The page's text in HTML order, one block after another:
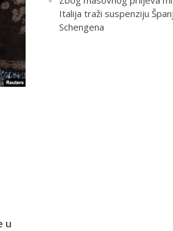
u
Italija traži suspenziju
Schengena